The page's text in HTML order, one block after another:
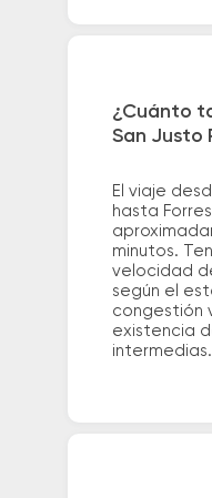
¿Cuánto
San Justo
El viaje
hasta
minutos.
velocidad
según el
congestión
existencia
intermedias.